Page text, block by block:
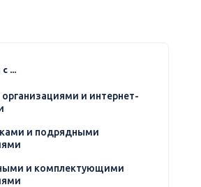
...
и интернет-
и подрядными
и комплектующими